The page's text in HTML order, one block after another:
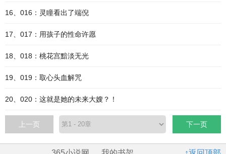
16、016：灵瞳看出了端倪
17、017：用孩子的性命许愿
18、018：桃花宫黯淡无光
19、019：取心头血解咒
20、020：这就是她的未来大嫂？！
上一页 下一页